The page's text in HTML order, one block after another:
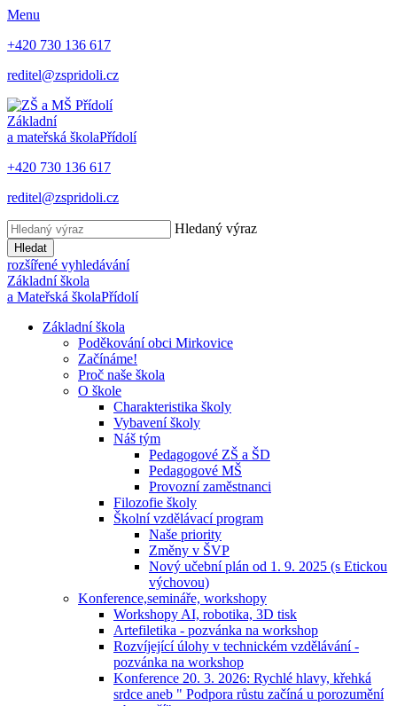
Menu
+420 730 136 617
reditel@zspridoli.cz
Základní
a mateřská školaPřídolí
+420 730 136 617
reditel@zspridoli.cz
Hledaný výraz
Hledat
rozšířené vyhledávání
Základní škola
a Mateřská školaPřídolí
Základní škola
Poděkování obci Mirkovice
Začínáme!
Proč naše škola
O škole
Charakteristika školy
Vybavení školy
Náš tým
Pedagogové ZŠ a ŠD
Pedagogové MŠ
Provozní zaměstnanci
Filozofie školy
Školní vzdělávací program
Naše priority
Změny v ŠVP
Nový učební plán od 1. 9. 2025 (s Etickou
výchovou)
Konference,semináře, workshopy
Workshopy AI, robotika, 3D tisk
Artefiletika - pozvánka na workshop
Rozvíjející úlohy v technickém vzdělávání -
pozvánka na workshop
Konference 20. 3. 2026: Rychlé hlavy, křehká
srdce aneb " Podpora růstu začíná u porozumění